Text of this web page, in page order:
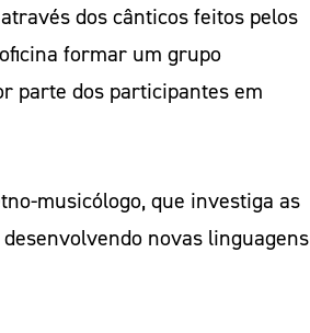
dos cânticos feitos pelos
formar um grupo
parte dos participantes em
musicólogo, que investiga as
novas linguagens